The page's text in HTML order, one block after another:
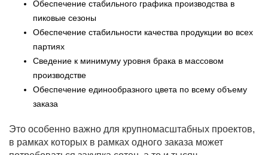
Обеспечение стабильного графика производства в
пиковые сезоны
Обеспечение стабильности качества продукции во всех
партиях
Сведение к минимуму уровня брака в массовом
производстве
Обеспечение единообразного цвета по всему объему
заказа
Это особенно важно для крупномасштабных проектов,
в рамках которых в рамках одного заказа может